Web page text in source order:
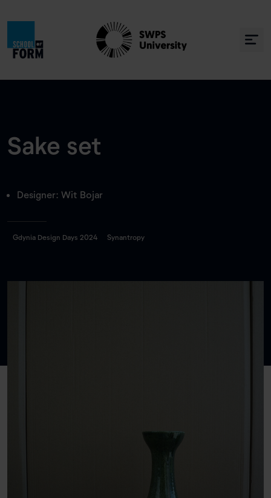
Sake set
Designer: Wit Bojar
Gdynia Design Days 2024 Synantropy